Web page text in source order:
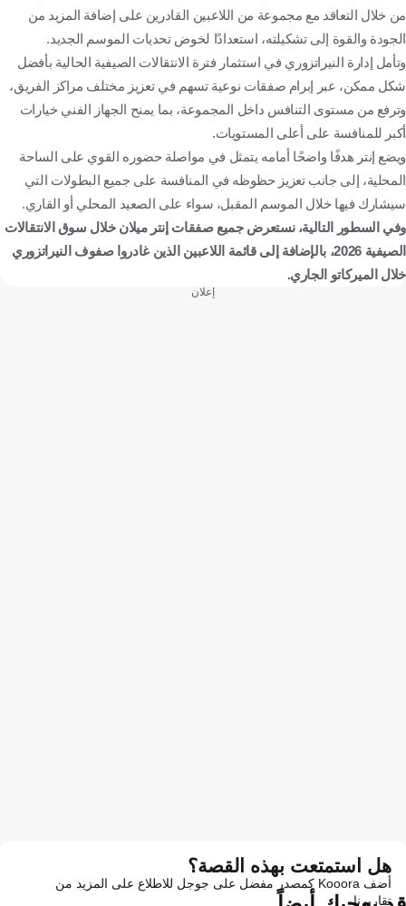
من خلال التعاقد مع مجموعة من اللاعبين القادرين على إضافة المزيد من
الجودة والقوة إلى تشكيلته، استعدادًا لخوض تحديات الموسم الجديد.
وتأمل إدارة النيراتزوري في استثمار فترة الانتقالات الصيفية الحالية بأفضل
شكل ممكن، عبر إبرام صفقات نوعية تسهم في تعزيز مختلف مراكز الفريق،
وترفع من مستوى التنافس داخل المجموعة، بما يمنح الجهاز الفني خيارات
أكبر للمنافسة على أعلى المستويات.
ويضع إنتر هدفًا واضحًا أمامه يتمثل في مواصلة حضوره القوي على الساحة
المحلية، إلى جانب تعزيز حظوظه في المنافسة على جميع البطولات التي
سيشارك فيها خلال الموسم المقبل، سواء على الصعيد المحلي أو القاري.
وفي السطور التالية، نستعرض جميع صفقات إنتر ميلان خلال سوق الانتقالات
الصيفية 2026، بالإضافة إلى قائمة اللاعبين الذين غادروا صفوف النيراتزوري
خلال الميركاتو الجاري.
إعلان
هل استمتعت بهذه القصة؟
أضف Kooora كمصدر مفضل على جوجل للاطلاع على المزيد من
تقاريرنا